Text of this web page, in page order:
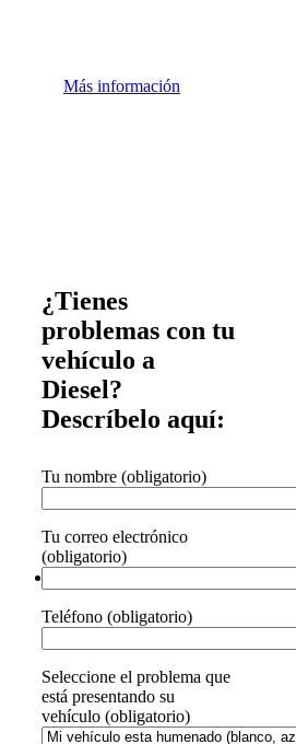
Más información
¿Tienes
problemas con tu
vehículo a
Diesel?
Descríbelo aquí:
Tu nombre (obligatorio)
Tu correo electrónico
(obligatorio)
Teléfono (obligatorio)
Seleccione el problema que
está presentando su
vehículo (obligatorio)